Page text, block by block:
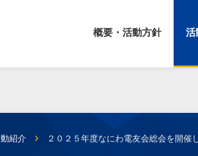
概要・活動方針 活
紹介 ２０２５年度なにわ電友会総会を開催